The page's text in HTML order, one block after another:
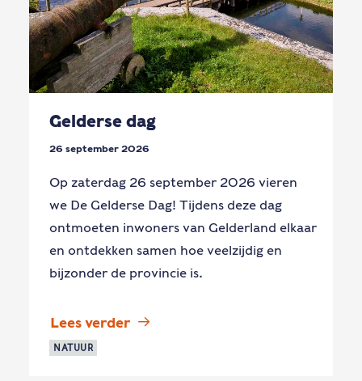
Gelderse dag
26 september 2026
Op zaterdag 26 september 2026 vieren
we De Gelderse Dag! Tijdens deze dag
ontmoeten inwoners van Gelderland elkaar
en ontdekken samen hoe veelzijdig en
bijzonder de provincie is.
Lees verder
NATUUR